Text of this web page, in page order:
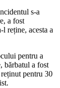
s-a
a fost
reține, acesta a
pentru a
bărbatul a fost
pentru 30